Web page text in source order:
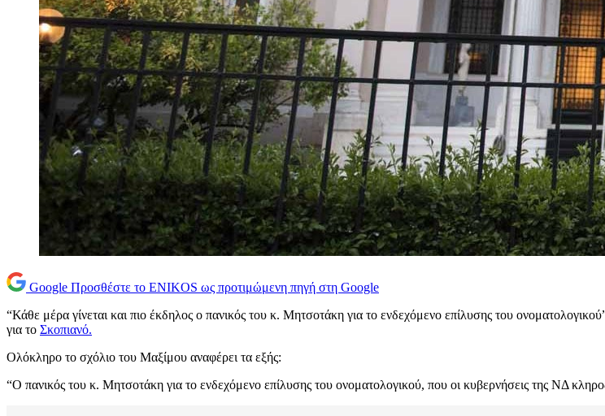
Google Προσθέστε το ENIKOS ως προτιμώμενη πηγή στη Google
“Κάθε μέρα γίνεται και πιο έκδηλος ο πανικός του κ. Μητσοτάκη για το ενδεχόμενο επίλυσης του
για το Σκοπιανό.
Ολόκληρο το σχόλιο του Μαξίμου αναφέρει τα εξής:
“Ο πανικός του κ. Μητσοτάκη για το ενδεχόμενο επίλυσης του ονοματολογικού, που οι κυβερνήσεις της ΝΔ